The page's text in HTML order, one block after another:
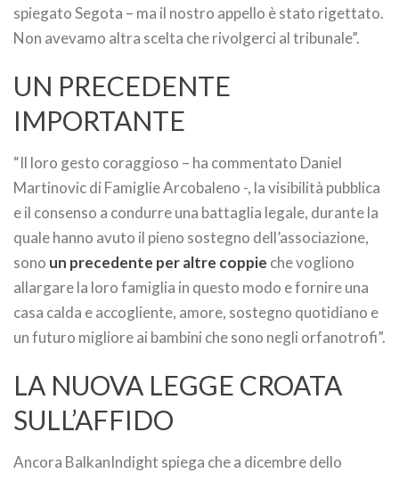
spiegato Segota – ma il nostro appello è stato rigettato.
Non avevamo altra scelta che rivolgerci al tribunale”.
UN PRECEDENTE
IMPORTANTE
“Il loro gesto coraggioso – ha commentato Daniel
Martinovic di Famiglie Arcobaleno -, la visibilità pubblica
e il consenso a condurre una battaglia legale, durante la
quale hanno avuto il pieno sostegno dell’associazione,
sono un precedente per altre coppie che vogliono
allargare la loro famiglia in questo modo e fornire una
casa calda e accogliente, amore, sostegno quotidiano e
un futuro migliore ai bambini che sono negli orfanotrofi”.
LA NUOVA LEGGE CROATA
SULL’AFFIDO
Ancora BalkanIndight spiega che a dicembre dello